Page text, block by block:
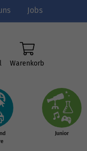
Jobs
Warenkorb
Junior